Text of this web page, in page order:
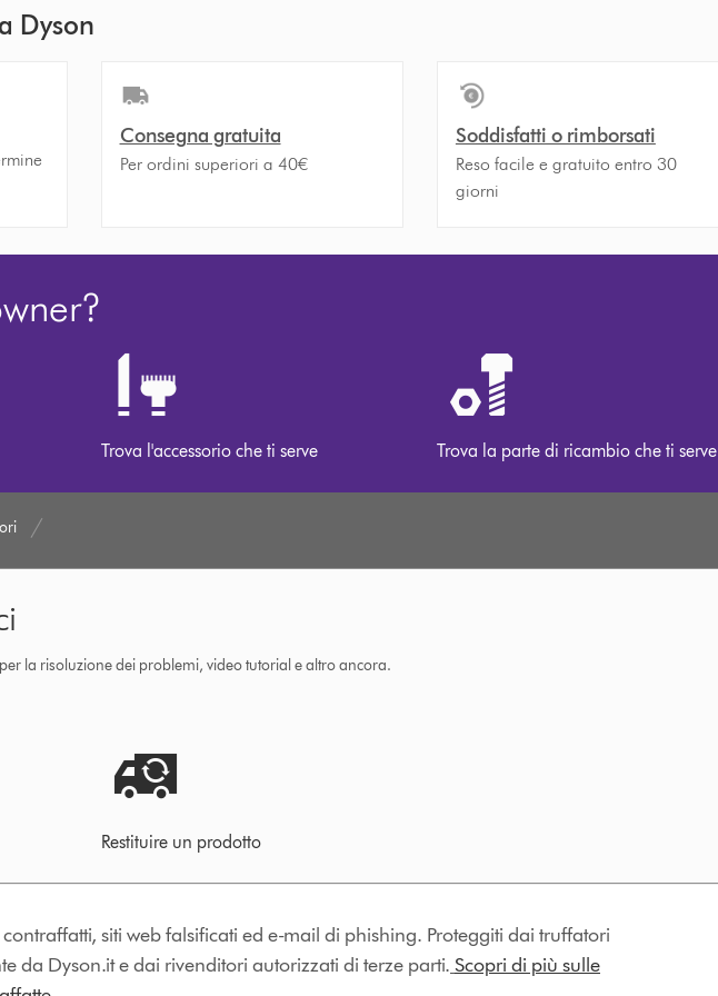
Dyson
Consegna gratuita
Per ordini superiori a 40€
Soddisfatti o rimborsati
Reso facile e gratuito entro 30
giorni
Trova l'accessorio che ti serve Trova la parte di ricambio che ti serve
per la risoluzione dei problemi, video tutorial e altro ancora.
Restituire un prodotto
siti web falsificati ed e-mail di phishing. Proteggiti dai truffatori
da Dyson.it e dai rivenditori autorizzati di terze parti. Scopri di più sulle